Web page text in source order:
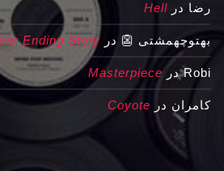
رضا در Hell
بهتوچهمشتی 👺 در Ending Story
RobiدرMasterpiece
کامران در Coyote